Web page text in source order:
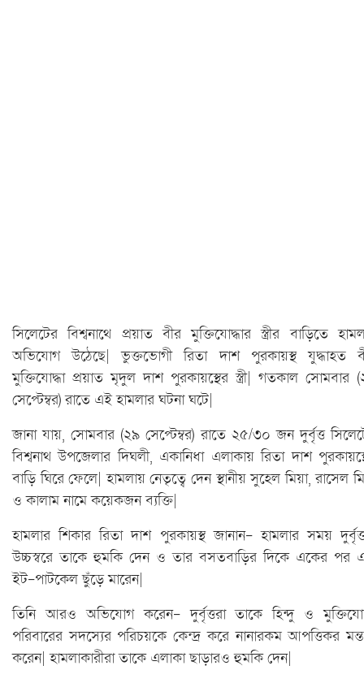
সিলেটের বিশ্বনাথে প্রয়াত বীর মুক্তিযোদ্ধার স্ত্রীর বাড়িতে
অভিযোগ উঠেছে| ভুক্তভোগী রিতা দাশ পুরকায়স্থ যুদ্ধাহত
মুক্তিযোদ্ধা প্রয়াত মৃদুল দাশ পুরকায়স্থের স্ত্রী| গতকাল সোমবার
সেপ্টেম্বর) রাতে এই হামলার ঘটনা ঘটে|
জানা যায়, সোমবার (২৯ সেপ্টেম্বর) রাতে ২৫/৩০ জন দুর্বৃত্ত
বিশ্বনাথ উপজেলার দিঘলী, একানিধা এলাকায় রিতা দাশ
বাড়ি ঘিরে ফেলে| হামলায় নেতৃত্বে দেন স্থানীয় সুহেল মিয়া, রাসেল
ও কালাম নামে কয়েকজন ব্যক্তি|
হামলার শিকার রিতা দাশ পুরকায়স্থ জানান- হামলার সময়
উচ্চস্বরে তাকে হুমকি দেন ও তার বসতবাড়ির দিকে একের পর
ইট-পাটকেল ছুঁড়ে মারেন|
তিনি আরও অভিযোগ করেন- দুর্বৃত্তরা তাকে হিন্দু ও
পরিবারের সদস্যের পরিচয়কে কেন্দ্র করে নানারকম আপত্তিকর
করেন| হামলাকারীরা তাকে এলাকা ছাড়ারও হুমকি দেন|